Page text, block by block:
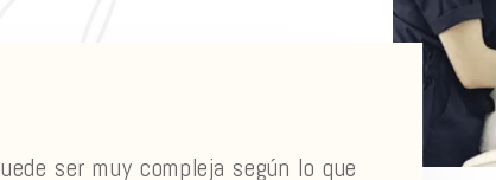
ser muy compleja según lo que